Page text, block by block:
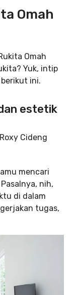
Omah
Omah
Yuk, intip
ini.
estetik
mencari
nih,
di dalam
tugas,